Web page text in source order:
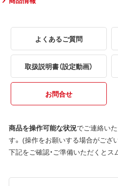
よくあるご質問
取扱説明書（設定動画）
お問合せ
商品を操作可能な状況でご連絡い
す。 (操作をお願いする場合がござ
下記をご確認・ご準備いただくとス